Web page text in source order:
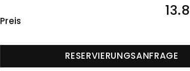
Preis
RESERVIERUNGSANFRAGE